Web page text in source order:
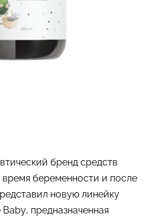
бренд средств
беременности и после
новую линейку
предназначенная